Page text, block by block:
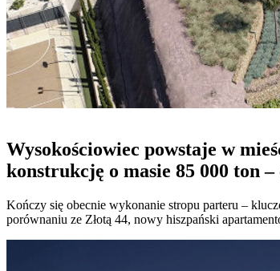
Wysokościowiec powstaje w
konstrukcję o masie 85 000 ton
Kończy się obecnie wykonanie stropu parteru –
porównaniu ze Złotą 44, nowy hiszpański